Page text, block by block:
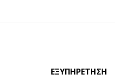
ΕΞΥΠΗΡΈΤΗΣΗ